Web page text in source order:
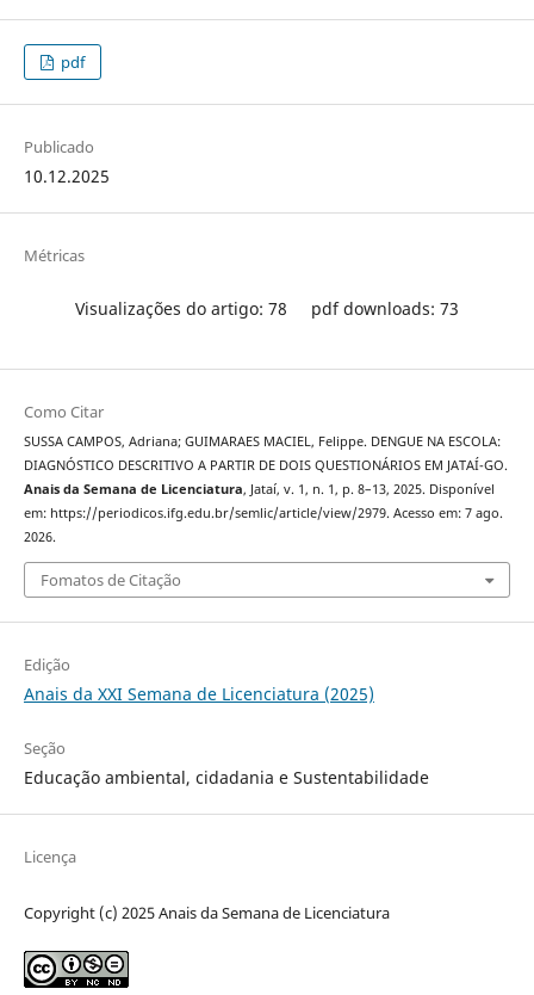
pdf
Publicado
10.12.2025
Métricas
Visualizações do artigo: 78 pdf downloads: 73
Como Citar
SUSSA CAMPOS, Adriana; GUIMARAES MACIEL, Felippe. DENGUE NA ESCOLA:
DIAGNÓSTICO DESCRITIVO A PARTIR DE DOIS QUESTIONÁRIOS EM JATAÍ-GO.
Anais da Semana de Licenciatura, Jataí, v. 1, n. 1, p. 8–13, 2025. Disponível
em: https://periodicos.ifg.edu.br/semlic/article/view/2979. Acesso em: 7 ago.
2026.
Fomatos de Citação
Edição
Anais da XXI Semana de Licenciatura (2025)
Seção
Educação ambiental, cidadania e Sustentabilidade
Licença
Copyright (c) 2025 Anais da Semana de Licenciatura